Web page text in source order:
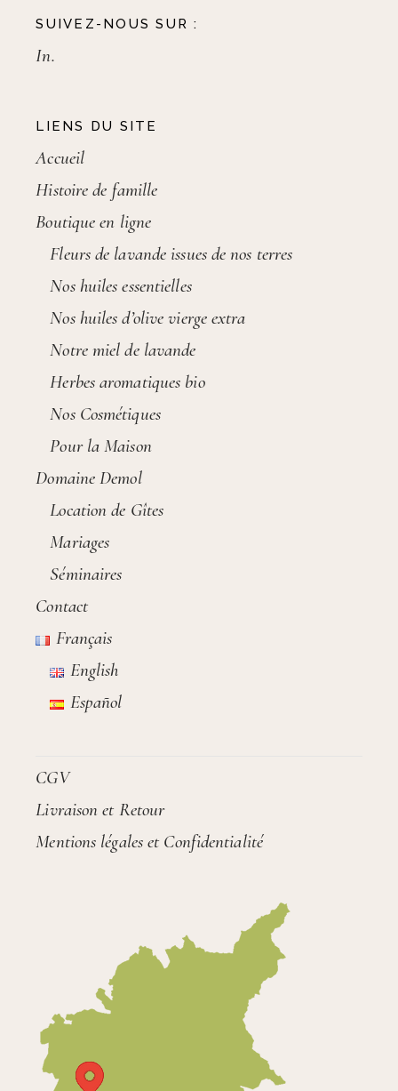
SUIVEZ-NOUS SUR :
In.
LIENS DU SITE
Accueil
Histoire de famille
Boutique en ligne
Fleurs de lavande issues de nos terres
Nos huiles essentielles
Nos huiles d’olive vierge extra
Notre miel de lavande
Herbes aromatiques bio
Nos Cosmétiques
Pour la Maison
Domaine Demol
Location de Gîtes
Mariages
Séminaires
Contact
Français
English
Español
CGV
Livraison et Retour
Mentions légales et Confidentialité